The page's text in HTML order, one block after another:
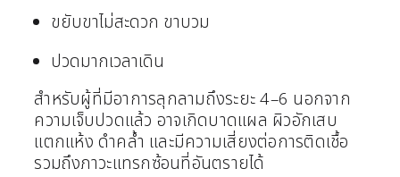
ขยับขาไม่สะดวก ขาบวม
ปวดมากเวลาเดิน
สำหรับผู้ที่มีอาการลุกลามถึงระยะ 4–6 นอกจาก
ความเจ็บปวดแล้ว อาจเกิดบาดแผล ผิวอักเสบ
แตกแห้ง ดำคล้ำ และมีความเสี่ยงต่อการติดเชื้อ
รวมถึงภาวะแทรกซ้อนที่อันตรายได้